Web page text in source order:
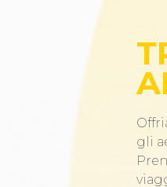
gli